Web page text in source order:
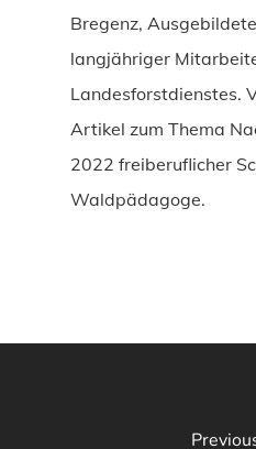
Bregenz,
langjähriger
Landesforstdienstes.
Artikel zum Thema
2022 freiberuflicher
Waldpädagoge.